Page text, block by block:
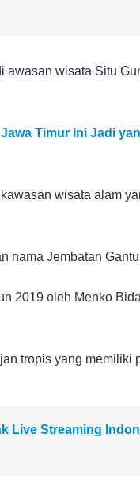
awasan wisata Situ
Timur Ini Jadi
wisata alam
nama Jembatan
2019 oleh Menko
tropis yang memiliki
Live Streaming